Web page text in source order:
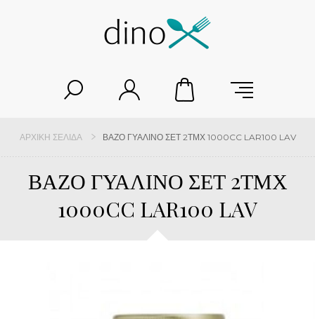
ΑΡΧΙΚΉ ΣΕΛΊΔΑ ΒΑΖΟ ΓΥΑΛΙΝΟ ΣΕΤ 2ΤΜΧ 1000CC LAR100 LAV
ΒΑΖΟ ΓΥΑΛΙΝΟ ΣΕΤ 2ΤΜΧ
1000CC LAR100 LAV